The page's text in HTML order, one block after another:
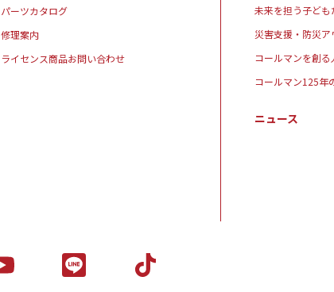
パーツカタログ
修理案内
ライセンス商品お問い合わせ
未来を担う子ども
災害支援・防災
コールマンを創る
コールマン125年
ニュース